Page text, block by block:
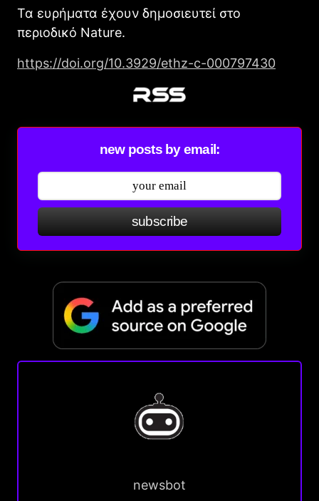
Τα ευρήματα έχουν δημοσιευτεί στο
περιοδικό Nature.
https://doi.org/10.3929/ethz-c-000797430
new posts by email:
subscribe
newsbot